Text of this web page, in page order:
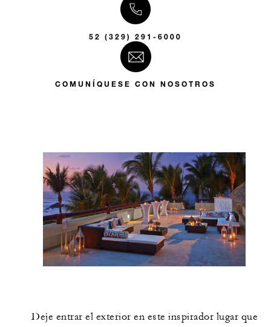
52 (329) 291-6000
COMUNÍQUESE CON NOSOTROS
Deje entrar el exterior en este inspirador lugar que